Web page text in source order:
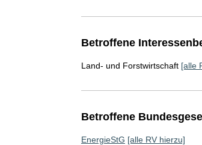
Betroffene
Land- und Forstwirtschaft [alle
Betroffene
EnergieStG [alle RV hierzu]